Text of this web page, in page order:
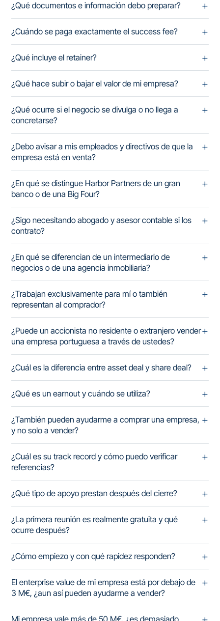
¿Qué documentos e información debo preparar?
¿Cuándo se paga exactamente el success fee?
¿Qué incluye el retainer?
¿Qué hace subir o bajar el valor de mi empresa?
¿Qué ocurre si el negocio se divulga o no llega a
concretarse?
¿Debo avisar a mis empleados y directivos de que la
empresa está en venta?
¿En qué se distingue Harbor Partners de un gran
banco o de una Big Four?
¿Sigo necesitando abogado y asesor contable si los
contrato?
¿En qué se diferencian de un intermediario de
negocios o de una agencia inmobiliaria?
¿Trabajan exclusivamente para mí o también
representan al comprador?
¿Puede un accionista no residente o extranjero vender
una empresa portuguesa a través de ustedes?
¿Cuál es la diferencia entre asset deal y share deal?
¿Qué es un earnout y cuándo se utiliza?
¿También pueden ayudarme a comprar una empresa,
y no solo a vender?
¿Cuál es su track record y cómo puedo verificar
referencias?
¿Qué tipo de apoyo prestan después del cierre?
¿La primera reunión es realmente gratuita y qué
ocurre después?
¿Cómo empiezo y con qué rapidez responden?
El enterprise value de mi empresa está por debajo de
3 M€, ¿aun así pueden ayudarme a vender?
Mi empresa vale más de 50 M€, ¿es demasiado